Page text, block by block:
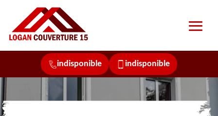
indisponible indisponible